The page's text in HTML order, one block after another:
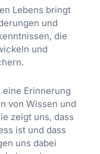
Lebens bringt
und
die
und
Erinnerung
von Wissen und
zeigt uns, dass
ist und dass
uns dabei